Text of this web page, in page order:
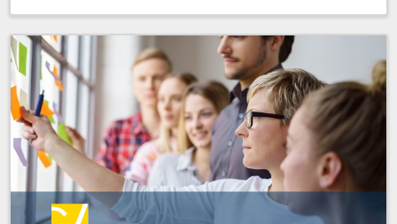
No free places